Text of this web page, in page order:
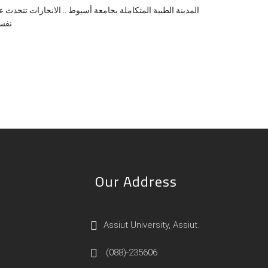
المدينة الطبية المتكاملة بجامعة أسيوط .. الانجازات تتحدث
Our Address
Assiut University, Assiut.
(088)-235606